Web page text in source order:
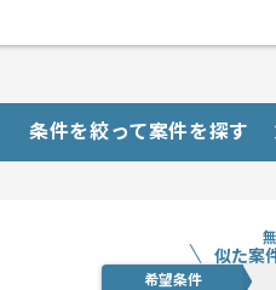
条件を絞って案件を探す
似た案
希望条件